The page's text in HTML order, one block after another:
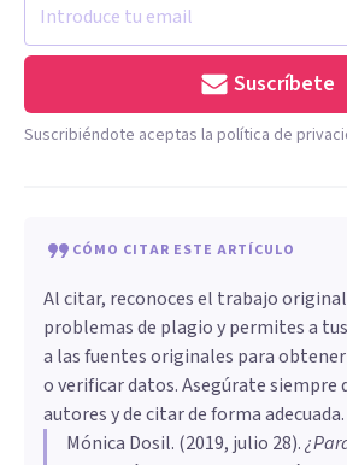
Suscríbete
Suscribiéndote aceptas la política de
CÓMO CITAR ESTE ARTÍCULO
Al citar, reconoces el trabajo
problemas de plagio y permites a
a las fuentes originales para
o verificar datos. Asegúrate siempre
autores y de citar de forma adecuada.
Mónica Dosil. (2019, julio 28).